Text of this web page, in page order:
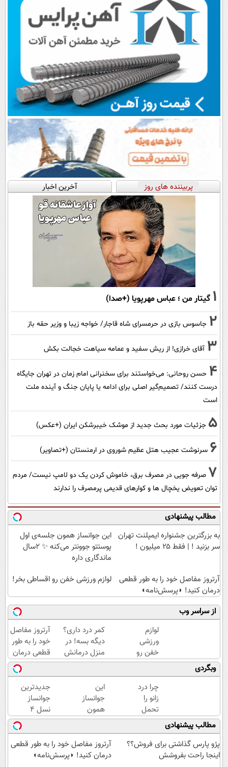
پربیننده های روز آخرین اخبار
1 گیتار من ؛ عباس مهرپویا (+صدا)
2 جاسوس بازی در حرمسرای شاه قاجار/ خواجه زیبا و وزیر حقه باز
3 آقای خرازی! از ریش سفید و عمامه سیاهت خجالت بکش
4 حسن روحانی: می‌خواستند برای سخنرانی امام زمان در تهران جایگاه
درست کنند/ تصمیم‌گیر اصلی برای ادامه یا پایان جنگ و آینده ملت
است
5 جزئیات مورد بحث جدید از موشک خیبرشکن ایران (+عکس)
6 سرنوشت عجیب هتل عظیم شوروی در ارمنستان (+تصاویر)
7 صرفه جویی در مصرف برق، خاموش کردن یک دو لامپ نیست/ مردم
توان تعویض یخچال ها و کوارهای قدیمی پرمصرف را ندارند
مطالب پیشنهادی
به بزرگترین جشنواره ایمپلنت تهران
سر بزنید ! | فقط ۲۵ میلیون !
این جوانساز همون جلسه‌ی اول
پوستتو جوونتر می‌کنه ✨ 2سال
ماندگاری داره
آرتروز مفاصل خود را به طور قطعی
درمان کنید! ◗پرسش‌نامه◖
لوازم ورزشی خفن رو اقساطی بخر!
از سراسر وب
لوازم
ورزشی
خفن رو
اقساطی
بخر!
کمر درد داری؟
دیگه بسه! در
منزل درمانش
کن
(◀پرسش‌نامه)
آرتروز مفاصل
خود را به طور
قطعی درمان
کنید!
◗پرسش‌نامه◖
وبگردی
چرا درد
زانو را
تحمل
می‌کنی؟
خیلی
ساده
این
جوانساز
همون
جلسه‌ی
اول
پوستتو
جوونتر
جدیدترین
جوانساز
نسل 4
دنیا برای
لیفت و
کلاژن
سازی 😍
مطالب پیشنهادی
پژو پارس گذاشتی برای فروش؟؟
اینجا راحت بفروشش
آرتروز مفاصل خود را به طور قطعی
درمان کنید! ◗پرسش‌نامه◖